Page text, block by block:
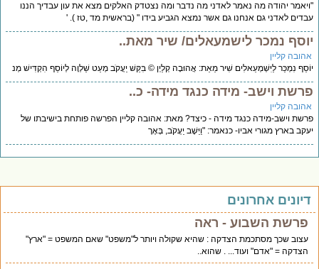
יהודה מה נאמר לאדני מה נדבר ומה נצטדק האלקים מצא את עון עבדיך הננו
לאדני גם אנחנו גם אשר נמצא הגביע בידו " (בראשית מד ,טז ). '
נמכר לישמעאלים/ שיר מאת..
קליין
נִמְכַּר לַיִּשְׁמְעֵאלִים שִׁיר מֵאֵת: אֲהוּבָה קְלַיְן © בִּקֵּשׁ יַעֲקֹב מְעַט שַׁלְוָה לְיוֹסֵף הִקְדִּישׁ מְנ
וישב- מידה כנגד מידה- כ..
קליין
וישב-מידה כנגד מידה - כיצד? מאת: אהובה קליין הפרשה פותחת בישיבתו של
בארץ מגורי אביו- כנאמר: "וַיֵּשֶׁב יַעֲקֹב, בְּאֶרֶ
אחרונים
פרשת השבוע - ראה
עצוב שכך מסתכמת הצדקה : שהיא שקולה ויותר ל"משפט" שאם המשפט = "ארץ"
הצדקה = "אדם" ועוד... . שהוא..